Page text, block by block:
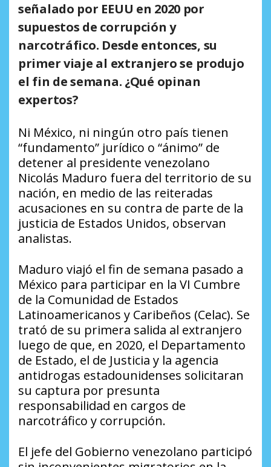
señalado por EEUU en 2020 por
supuestos de corrupción y
narcotráfico. Desde entonces, su
primer viaje al extranjero se produjo
el fin de semana. ¿Qué opinan
expertos?
Ni México, ni ningún otro país tienen
“fundamento” jurídico o “ánimo” de
detener al presidente venezolano
Nicolás Maduro fuera del territorio de su
nación, en medio de las reiteradas
acusaciones en su contra de parte de la
justicia de Estados Unidos, observan
analistas.
Maduro viajó el fin de semana pasado a
México para participar en la VI Cumbre
de la Comunidad de Estados
Latinoamericanos y Caribeños (Celac). Se
trató de su primera salida al extranjero
luego de que, en 2020, el Departamento
de Estado, el de Justicia y la agencia
antidrogas estadounidenses solicitaran
su captura por presunta
responsabilidad en cargos de
narcotráfico y corrupción.
El jefe del Gobierno venezolano participó